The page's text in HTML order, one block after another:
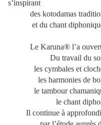
s’inspirant
des kotodamas
et du chant
Le Karuna® l’a
Du travail du
les cymbales et
les harmonies de
le tambour
le chant
Il continue à